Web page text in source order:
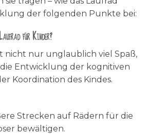
der folgenden Punkte bei:
für Kinder?
nicht nur unglaublich viel Spaß,
Entwicklung der kognitiven
Koordination des Kindes.
Strecken auf Rädern für die
bewältigen.